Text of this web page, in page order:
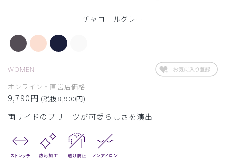
チャコールグレー
WOMEN
オンライン・直営店価格
9,790円 (税抜8,900円)
両サイドのプリーツが可愛らしさを演出